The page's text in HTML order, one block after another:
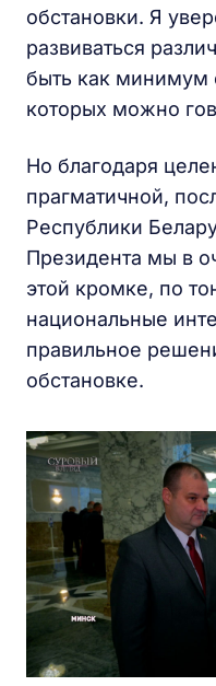
обстановки. Я
развиваться
быть как минимум
которых можно
Но благодаря
прагматичной,
Республики
Президента мы в
этой кромке, по
национальные
правильное
обстановке.